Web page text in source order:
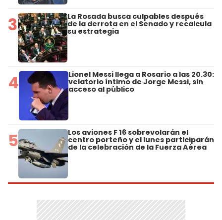
3 La Rosada busca culpables después
de la derrota en el Senado y recalcula
su estrategia
4 Lionel Messi llega a Rosario a las 20.30:
velatorio íntimo de Jorge Messi, sin
acceso al público
5 Los aviones F 16 sobrevolarán el
centro porteño y el lunes participarán
de la celebración de la Fuerza Aérea